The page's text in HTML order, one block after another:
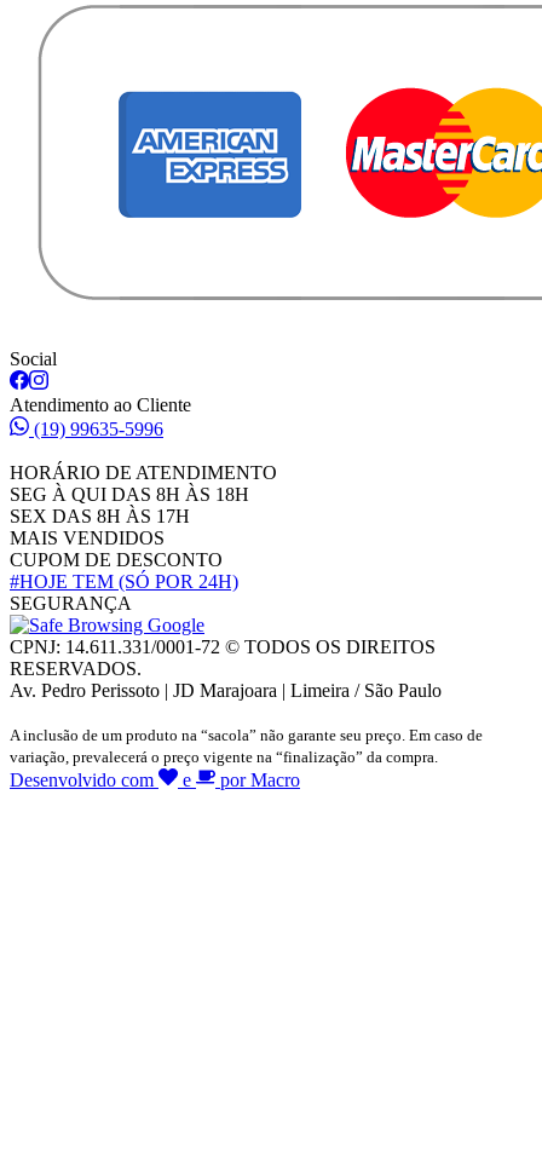
Social
Atendimento ao Cliente
(19) 99635-5996
HORÁRIO DE ATENDIMENTO
SEG À QUI DAS 8H ÀS 18H
SEX DAS 8H ÀS 17H
MAIS VENDIDOS
CUPOM DE DESCONTO
#HOJE TEM (SÓ POR 24H)
SEGURANÇA
CPNJ: 14.611.331/0001-72 © TODOS OS DIREITOS
RESERVADOS.
Av. Pedro Perissoto | JD Marajoara | Limeira / São Paulo
A inclusão de um produto na “sacola” não garante seu preço. Em caso de
variação, prevalecerá o preço vigente na “finalização” da compra.
Desenvolvido com e por Macro